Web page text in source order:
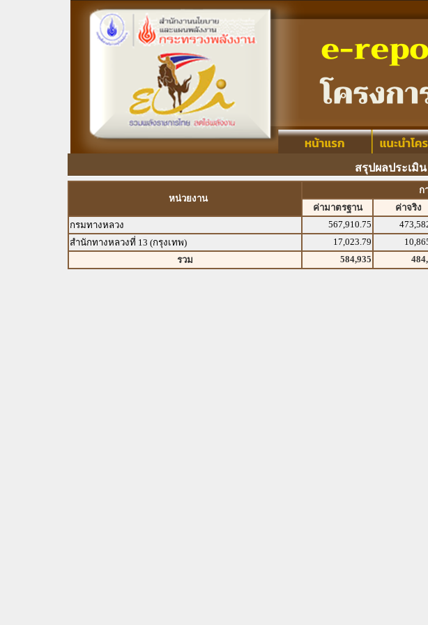
สรุปผลประเมิ
หน่วยงาน
ก
ค่ามาตรฐาน
ค่าจริง
กรมทางหลวง
567,910.75
สำนักทางหลวงที่ 13 (กรุงเทพ)
17,023.79
รวม
584,935